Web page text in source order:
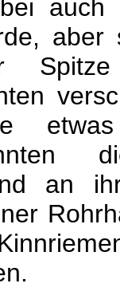
aber
an